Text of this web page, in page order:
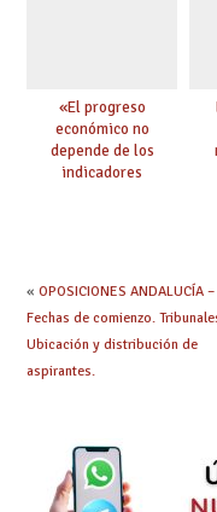
«El progreso
económico no
depende de los
indicadores
« OPOSICIONES ANDALUCÍA –
Fechas de comienzo.
Ubicación y distribución de
aspirantes.